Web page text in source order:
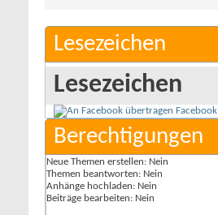
Lesezeichen
Lesezeichen
Facebook
Berechtigungen
Neue Themen erstellen: Nein
Themen beantworten: Nein
Anhänge hochladen: Nein
Beiträge bearbeiten: Nein